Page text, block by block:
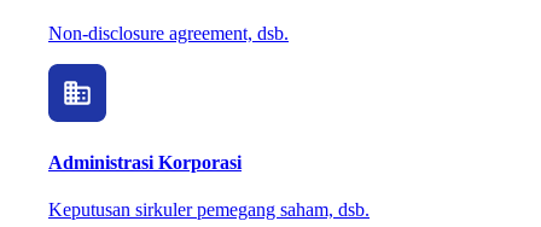
Non-disclosure agreement, dsb.
Administrasi Korporasi
Keputusan sirkuler pemegang saham, dsb.